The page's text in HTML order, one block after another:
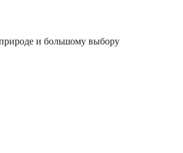
и большому выбору